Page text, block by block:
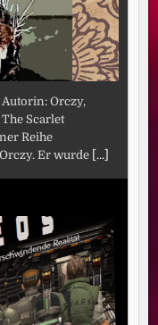
Orczy,
Scarlet
Reihe
Er wurde [...]